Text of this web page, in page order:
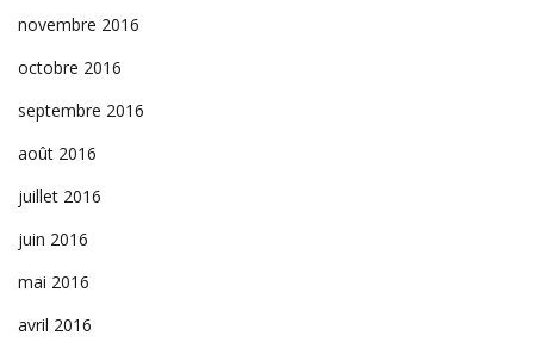
novembre 2016
octobre 2016
septembre 2016
août 2016
juillet 2016
juin 2016
mai 2016
avril 2016